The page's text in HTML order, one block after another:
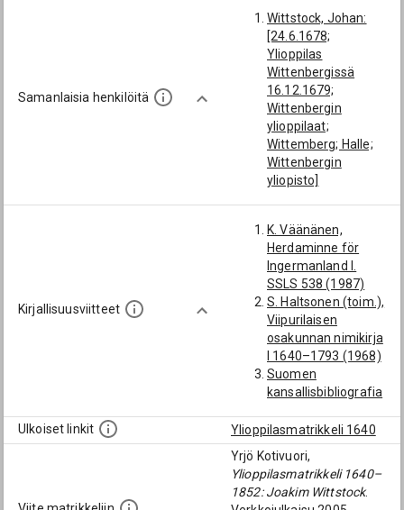
Samanlaisia henkilöitä
Wittstock, Johan:
[24.6.1678;
Ylioppilas
Wittenbergissä
16.12.1679;
Wittenbergin
ylioppilaat;
Wittemberg; Halle;
Wittenbergin
yliopisto]
ylioppilaat;
Wittemberg; Halle;
Wittenbergin
yliopisto]
Krook, Benjamin
(-1675):
[Nevanlinnan
kirkkoherra; Inkerin
hiippakunta;
Nevanlinna]
Copiander, Georg:
[Wittenbergin
ylioppilaat;
Wittemberg; Halle;
Wittenbergin
yliopisto]
Kirjallisuusviitteet
K. Väänänen,
Herdaminne för
Ingermanland I.
SSLS 538 (1987)
S. Haltsonen (toim.),
Viipurilaisen
osakunnan nimikirja
I 1640–1793 (1968)
Suomen
kansallisbibliografia
642 (toim. T. Laine
ja R. Nyqvist, 1996)
Ulkoiset linkit Ylioppilasmatrikkeli 1640
Yrjö Kotivuori,
Ylioppilasmatrikkeli 1640–
1852: Joakim Wittstock.